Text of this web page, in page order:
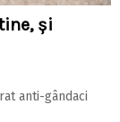
și
anti-gândaci